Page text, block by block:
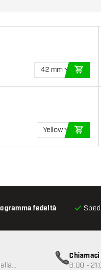
42 mm
Yellow
fedeltà
disponibile
8:00 -